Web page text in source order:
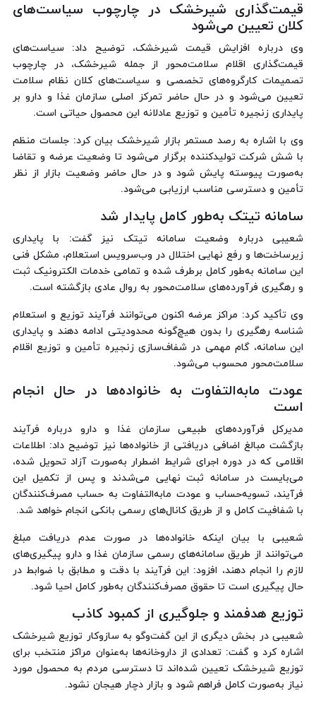
قیمت‌گذاری شیرخشک در چارچوب سیاست‌های
کلان تعیین می‌شود
وی درباره افزایش قیمت شیرخشک، توضیح داد: سیاست‌های
قیمت‌گذاری اقلام سلامت‌محور از جمله شیرخشک، در چارچوب
تصمیمات کارگروه‌های تخصصی و سیاست‌های کلان نظام سلامت
تعیین می‌شود و در حال حاضر تمرکز اصلی سازمان غذا و دارو بر
پایداری زنجیره تأمین و توزیع عادلانه این محصول حیاتی است.
وی با اشاره به رصد مستمر بازار شیرخشک بیان کرد: جلسات منظم
با شش شرکت تولیدکننده برگزار می‌شود تا وضعیت عرضه و تقاضا
به‌صورت پیوسته پایش شود و در حال حاضر وضعیت بازار از نظر
تأمین و دسترسی مناسب ارزیابی می‌شود.
سامانه تیتک به‌طور کامل پایدار شد
شعیبی درباره وضعیت سامانه تیتک نیز گفت: با پایداری
زیرساخت‌ها و رفع نهایی اختلال در وب‌سرویس استعلام، مشکل فنی
این سامانه به‌طور کامل برطرف شده و تمامی خدمات الکترونیک ثبت
و رهگیری فرآورده‌های سلامت‌محور به روال عادی بازگشته است.
وی تأکید کرد: مراکز عرضه اکنون می‌توانند فرآیند توزیع و استعلام
شناسه رهگیری را بدون هیچ‌گونه محدودیتی ادامه دهند و پایداری
این سامانه، گام مهمی در شفاف‌سازی زنجیره تأمین و توزیع اقلام
سلامت‌محور محسوب می‌شود.
عودت مابه‌التفاوت به خانواده‌ها در حال انجام
است
مدیرکل فرآورده‌های طبیعی سازمان غذا و دارو درباره فرآیند
بازگشت مبالغ اضافی دریافتی از خانواده‌ها نیز توضیح داد: اطلاعات
اقلامی که در دوره اجرای شرایط اضطرار به‌صورت آزاد تحویل شده،
می‌بایست در سامانه ثبت نهایی می‌شدند و پس از تکمیل این
فرآیند، تسویه‌حساب و عودت مابه‌التفاوت به حساب مصرف‌کنندگان
با شفافیت کامل و از طریق کانال‌های رسمی بانکی انجام خواهد شد.
شعیبی با بیان اینکه خانواده‌ها در صورت عدم دریافت مبلغ
می‌توانند از طریق سامانه‌های رسمی سازمان غذا و دارو پیگیری‌های
لازم را انجام دهند، افزود: این فرآیند با دقت و مطابق با ضوابط در
حال پیگیری است تا حقوق مصرف‌کنندگان به‌طور کامل احیا شود.
توزیع هدفمند و جلوگیری از کمبود کاذب
شعیبی در بخش دیگری از این گفت‌وگو به سازوکار توزیع شیرخشک
اشاره کرد و گفت: تعدادی از داروخانه‌ها به‌عنوان مراکز منتخب برای
توزیع شیرخشک تعیین شده‌اند تا دسترسی مردم به محصول مورد
نیاز به‌صورت کامل فراهم شود و بازار دچار هیجان نشود.